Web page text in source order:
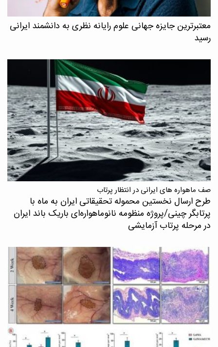
معتبرترین جایزه جهانی علوم رایانه نظری به دانشمند ایرانی
رسید
صف ماهواره های ایرانی در انتظار پرتاب
طرح ارسال نخستین محموله تحقیقاتی ایران به ماه با
پرتابگر چینی/پروژه منظومه نانوماهواره‌ای باریک باند ایران
در مرحله پرتاب آزمایشی